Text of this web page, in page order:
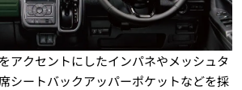
アクセントにしたインパネやメッシュタ
シートバックアッパーポケットなどを採